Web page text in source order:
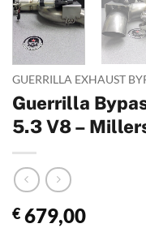
GUERRILLA EXHAUST
Guerrilla
5.3 V8 –
€ 679,00